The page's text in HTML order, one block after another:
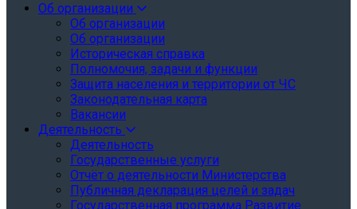
Об организации
Об организации
Об организации
Историческая справка
Полномочия, задачи и функции
Защита населения и территории от ЧС
Законодательная карта
Вакансии
Деятельность
Деятельность
Государственные услуги
Отчёт о деятельности Министерства
Публичная декларация целей и задач
Государственная программа Развитие